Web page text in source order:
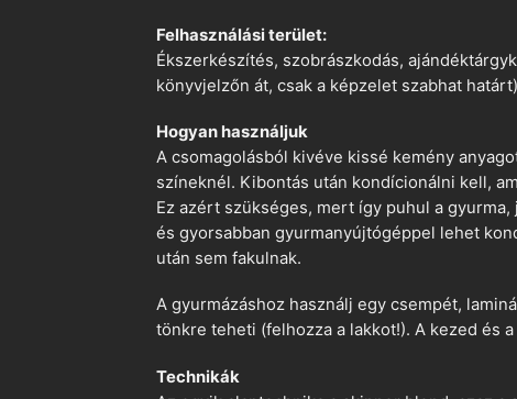
Felhasználási terület:
Ékszerkészítés, szobrászkodás,
könyvjelzőn át, csak a képzelet szabhat
Hogyan használjuk
A csomagolásból kivéve kissé kemény
színeknél. Kibontás után kondícionálni kell,
Ez azért szükséges, mert így puhul a
és gyorsabban gyurmanyújtógéppel lehet
után sem fakulnak.
A gyurmázáshoz használj egy csempét,
tönkre teheti (felhozza a lakkot!). A kezed és
Technikák